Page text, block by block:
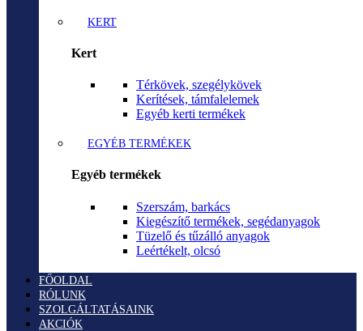
KERT
Kert
Térkövek, szegélykövek
Kerítések, támfalelemek
Egyéb kerti termékek
EGYÉB TERMÉKEK
Egyéb termékek
Szerszám, barkács
Kiegészítő termékek, segédanyagok
Tüzelő és tűzálló anyagok
Leértékelt, olcsó
FŐOLDAL
RÓLUNK
SZOLGÁLTATÁSAINK
AKCIÓK